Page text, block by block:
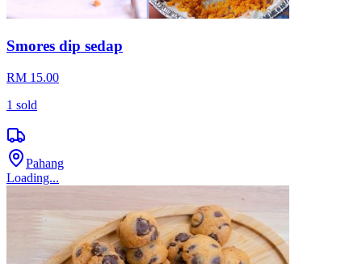
Smores dip sedap
RM 15.00
1 sold
Pahang
Loading...